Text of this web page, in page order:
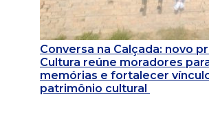
Conversa na Calçada: novo
Cultura reúne moradores
memórias e fortalecer
patrimônio cultural